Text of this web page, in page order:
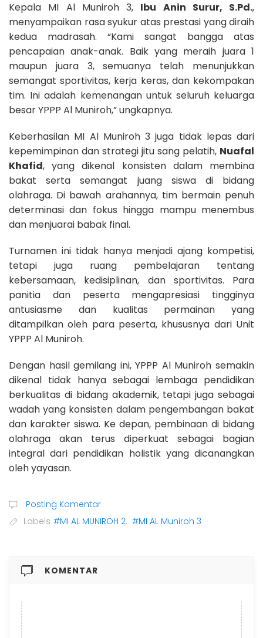
Kepala MI Al Muniroh 3, Ibu Anin Surur, S.Pd.,
menyampaikan rasa syukur atas prestasi yang diraih
kedua madrasah. “Kami sangat bangga atas
pencapaian anak-anak. Baik yang meraih juara 1
maupun juara 3, semuanya telah menunjukkan
semangat sportivitas, kerja keras, dan kekompakan
tim. Ini adalah kemenangan untuk seluruh keluarga
besar YPPP Al Muniroh,” ungkapnya.
Keberhasilan MI Al Muniroh 3 juga tidak lepas dari
kepemimpinan dan strategi jitu sang pelatih, Nuafal
Khafid, yang dikenal konsisten dalam membina
bakat serta semangat juang siswa di bidang
olahraga. Di bawah arahannya, tim bermain penuh
determinasi dan fokus hingga mampu menembus
dan menjuarai babak final.
Turnamen ini tidak hanya menjadi ajang kompetisi,
tetapi juga ruang pembelajaran tentang
kebersamaan, kedisiplinan, dan sportivitas. Para
panitia dan peserta mengapresiasi tingginya
antusiasme dan kualitas permainan yang
ditampilkan oleh para peserta, khususnya dari Unit
YPPP Al Muniroh.
Dengan hasil gemilang ini, YPPP Al Muniroh semakin
dikenal tidak hanya sebagai lembaga pendidikan
berkualitas di bidang akademik, tetapi juga sebagai
wadah yang konsisten dalam pengembangan bakat
dan karakter siswa. Ke depan, pembinaan di bidang
olahraga akan terus diperkuat sebagai bagian
integral dari pendidikan holistik yang dicanangkan
oleh yayasan.
Posting Komentar
Labels #MI AL MUNIROH 2, #MI AL Muniroh 3
KOMENTAR